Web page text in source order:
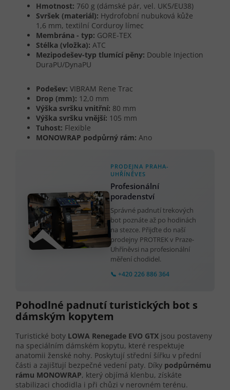
Hmotnost: 760 g (dámské pár, vel. UK5/EU38)
Svršek (materiál): Hydrofobní nubuková kůže
1,6 mm, textilní Corduroy límec
Membrána - typ: GORE-TEX
Stélka (vložka): ATC
Mezipodešev-typ tlumící pěny: Double Injection
DuraPU/DynaPU
Podešev: VIBRAM Rene Trac
Drop (mm): 12,0 mm
Výška svršku vnitřní: 80 mm
Výška svršku vnější: 105 mm
Tuhost: Flexible
MONOWRAP podpůrný rám: Ano
PRODEJNA PRAHA-
UHŘÍNĚVES
Profesionální
poradenství
Správné padnutí trekových
bot poznáte až po hodinách
na stezce. Přijďte do naší
prodejny PROTREK v Praze-
Uhříněvsi na profesionální
měření chodidel.
📞 +420 226 886 364
Pohodlné padnutí turistických bot s
dámským kopytem
Turistické boty LOWA Renegade EVO GTX jsou postaveny
na speciálním dámském kopytu, které respektuje
anatomii ženské nohy. Poskytují střední šířku v přední
části a zajišťují bezpečné vedení paty. Díky podpůrnému
rámu MONOWRAP, který objímá klenbu, získáte
stabilizaci chodidla i při chůzi v nerovném terénu.